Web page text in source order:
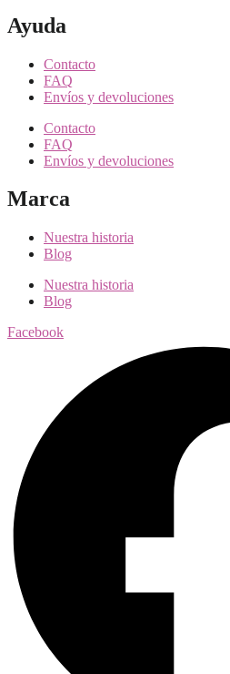
Ayuda
Contacto
FAQ
Envíos y devoluciones
Contacto
FAQ
Envíos y devoluciones
Marca
Nuestra historia
Blog
Nuestra historia
Blog
Facebook